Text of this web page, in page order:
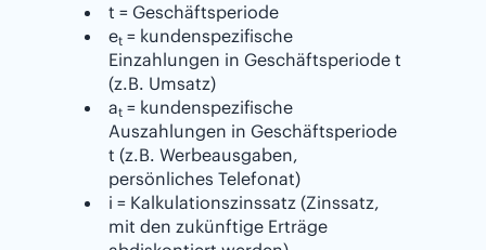
t = Geschäftsperiode
et = kundenspezifische
Einzahlungen in Geschäftsperiode t
(z.B. Umsatz)
at = kundenspezifische
Auszahlungen in Geschäftsperiode
t (z.B. Werbeausgaben,
persönliches Telefonat)
i = Kalkulationszinssatz (Zinssatz,
mit den zukünftige Erträge